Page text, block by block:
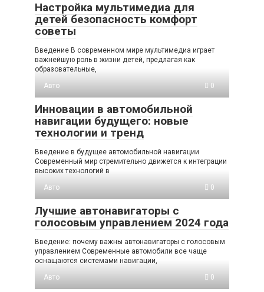
Настройка мультимедиа для
детей безопасность комфорт
советы
Введение В современном мире мультимедиа играет
важнейшую роль в жизни детей, предлагая как
образовательные,
Авто
0
Инновации в автомобильной
навигации будущего: новые
технологии и тренд
Введение в будущее автомобильной навигации
Современный мир стремительно движется к интеграции
высоких технологий в
Авто
0
Лучшие автонавигаторы с
голосовым управлением 2024 года
Введение: почему важны автонавигаторы с голосовым
управлением Современные автомобили все чаще
оснащаются системами навигации,
Авто
0